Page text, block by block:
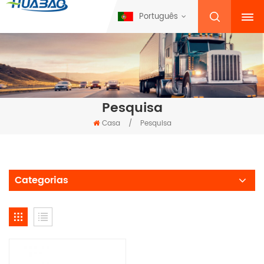
Português
Pesquisa
Casa / Pesquisa
Categorias